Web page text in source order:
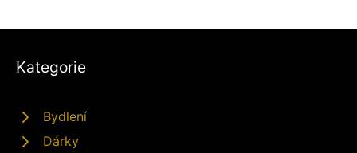
Kategorie
Bydlení
Dárky